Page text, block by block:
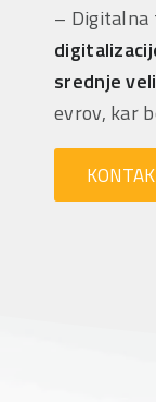
– Digitalna
srednje
evrov, kar